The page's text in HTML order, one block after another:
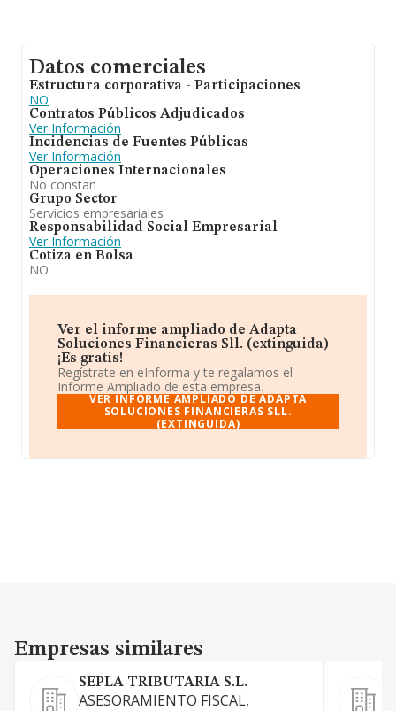
Datos comerciales
Estructura corporativa - Participaciones
NO
Contratos Públicos Adjudicados
Ver Información
Incidencias de Fuentes Públicas
Ver Información
Operaciones Internacionales
No constan
Grupo Sector
Servicios empresariales
Responsabilidad Social Empresarial
Ver Información
Cotiza en Bolsa
NO
Ver el informe ampliado de Adapta
Soluciones Financieras Sll. (extinguida)
¡Es gratis!
Regístrate en eInforma y te regalamos el
Informe Ampliado de esta empresa.
VER INFORME AMPLIADO DE ADAPTA
SOLUCIONES FINANCIERAS SLL.
(EXTINGUIDA)
Empresas similares
Empresas similares
SEPLA TRIBUTARIA S.L.
ASESORAMIENTO FISCAL,